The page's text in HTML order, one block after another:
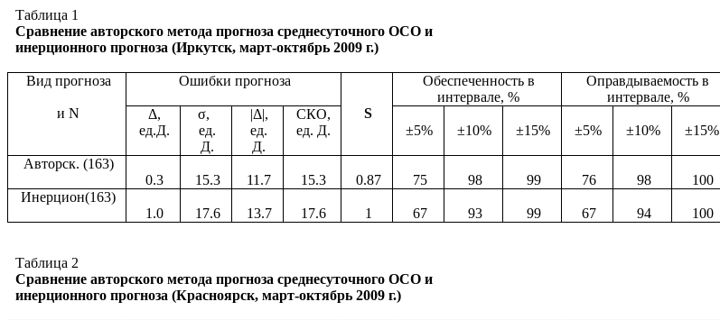
Таблица 1
Сравнение авторского метода прогноза среднесуточного ОСО и
инерционного прогноза (Иркутск, март-октябрь2009 г.)
Вид прогноза Ошибки прогноза
Обеспеченность в
интервале, %
Оправдываемость в
интервале, %
и N
Δ,
ед.Д.
σ,
ед.
Д.
|Δ|,
ед.
Д.
СКО,
ед. Д.
S
±5% ±10% ±15% ±5% ±10% ±15%
Авторск. (163)
0.3
15.3 11.7 15.3 0.87 75 98 99 76 98
100
Инерцион(163)
1.0
17.6 13.7 17.6 1 67 93 99 67 94 100
Таблица 2
Сравнение авторского метода прогноза среднесуточного ОСО и
инерционного прогноза (Красноярск, март-октябрь2009 г.)